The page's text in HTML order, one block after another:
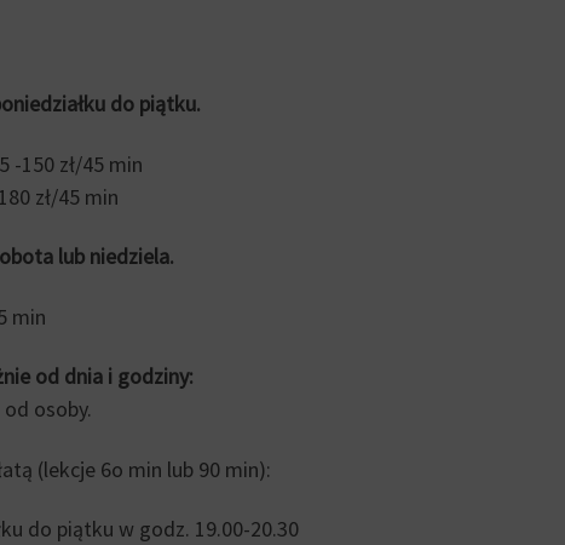
do piątku.
-150 zł/45 min
zł/45 min
lub niedziela.
min
od dnia i godziny:
osoby.
(lekcje 6o min lub 90 min):
do piątku w godz. 19.00-20.30